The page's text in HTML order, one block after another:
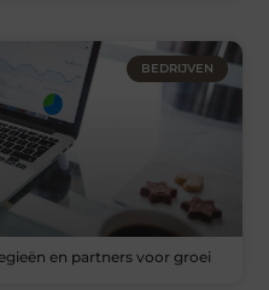
BEDRIJVEN
en partners voor groei